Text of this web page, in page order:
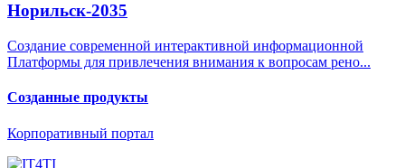
Норильск-2035
Создание современной интерактивной информационной
Платформы для привлечения внимания к вопросам рено...
Созданные продукты
Корпоративный портал